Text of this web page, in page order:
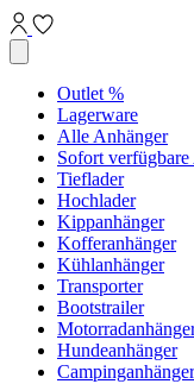
Outlet %
Lagerware
Alle Anhänger
Sofort
Tieflader
Hochlader
Kippanhänger
Kofferanhänger
Kühlanhänger
Transporter
Bootstrailer
Hundeanhänger
Campinganhänger